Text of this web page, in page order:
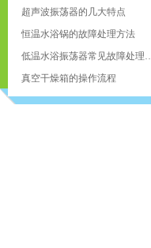
超声波振荡器的几大特点
恒温水浴锅的故障处理方法
低温水浴振荡器
真空干燥箱的操作流程